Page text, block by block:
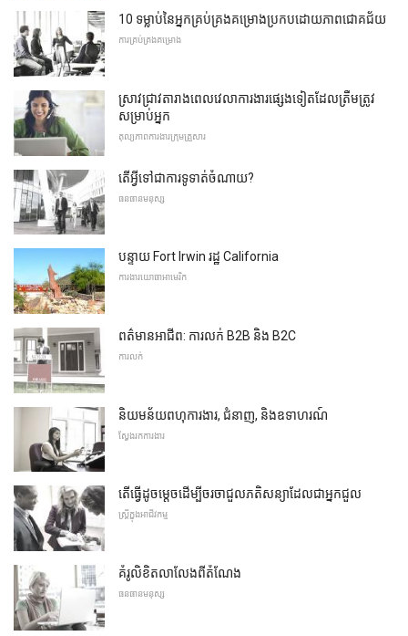
10 ទម្លាប់នៃអ្នកគ្រប់គ្រងគម្រោងប្រកបដោយភាពជោគជ័យ
ការ​គ្រប់គ្រង​គម្រោង
ស្រាវជ្រាវតារាងពេលវេលាការងារផ្សេងទៀតដែលត្រឹមត្រូវ
សម្រាប់អ្នក
តុល្យភាពការងារក្រុមគ្រួសារ
តើអ្វីទៅជាការទូទាត់ចំណាយ?
ធនធានមនុស្ស
បន្ទាយ Fort Irwin រដ្ឋ California
ការងារយោធាអាមេរិក
ពត៌មានអាជីព: ការលក់ B2B និង B2C
ការលក់
និយមន័យពហុការងារ, ជំនាញ, និងឧទាហរណ៍
ស្វែងរកការងារ
តើធ្វើដូចម្តេចដើម្បីចរចាជួលភតិសន្យាដែលជាអ្នកជួល
ស្ត្រីក្នុងអាជីវកម្ម
គំរូលិខិតលាលែងពីតំណែង
ធនធានមនុស្ស